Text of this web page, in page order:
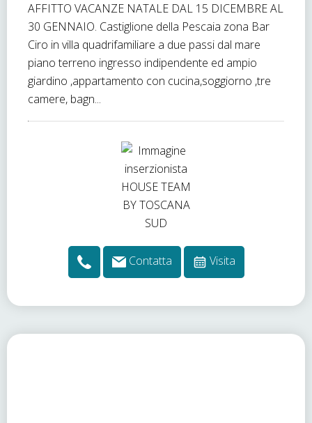
AFFITTO VACANZE NATALE DAL 15 DICEMBRE AL
30 GENNAIO. Castiglione della Pescaia zona Bar
Ciro in villa quadrifamiliare a due passi dal mare
piano terreno ingresso indipendente ed ampio
giardino ,appartamento con cucina,soggiorno ,tre
camere, bagn...
Contatta Visita